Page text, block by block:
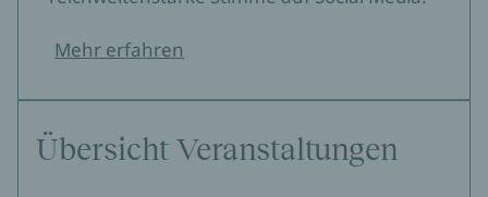
Mehr erfahren
Übersicht Veranstaltungen